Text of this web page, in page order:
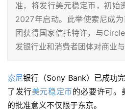
准，将发行美元稳定币，初始
2027年启动。此举使索尼成
团获得国家信托特许，与
发银行业和消费者团体对商业与
索尼银行（Sony Bank）已成功
了发行美元稳定币的必要许可。
的批准意义不仅限于东京。